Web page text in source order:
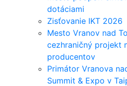
dotáciami
Zisťovanie IKT 2026
Mesto Vranov nad
cezhraničný projekt
producentov
Primátor Vranova
Summit & Expo v